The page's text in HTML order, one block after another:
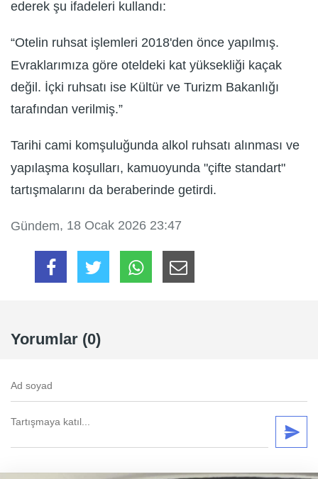
ederek şu ifadeleri kullandı:
“Otelin ruhsat işlemleri 2018'den önce yapılmış.
Evraklarımıza göre oteldeki kat yüksekliği kaçak
değil. İçki ruhsatı ise Kültür ve Turizm Bakanlığı
tarafından verilmiş.”
Tarihi cami komşuluğunda alkol ruhsatı alınması ve
yapılaşma koşulları, kamuoyunda "çifte standart"
tartışmalarını da beraberinde getirdi.
Gündem, 18 Ocak 2026 23:47
Yorumlar (0)